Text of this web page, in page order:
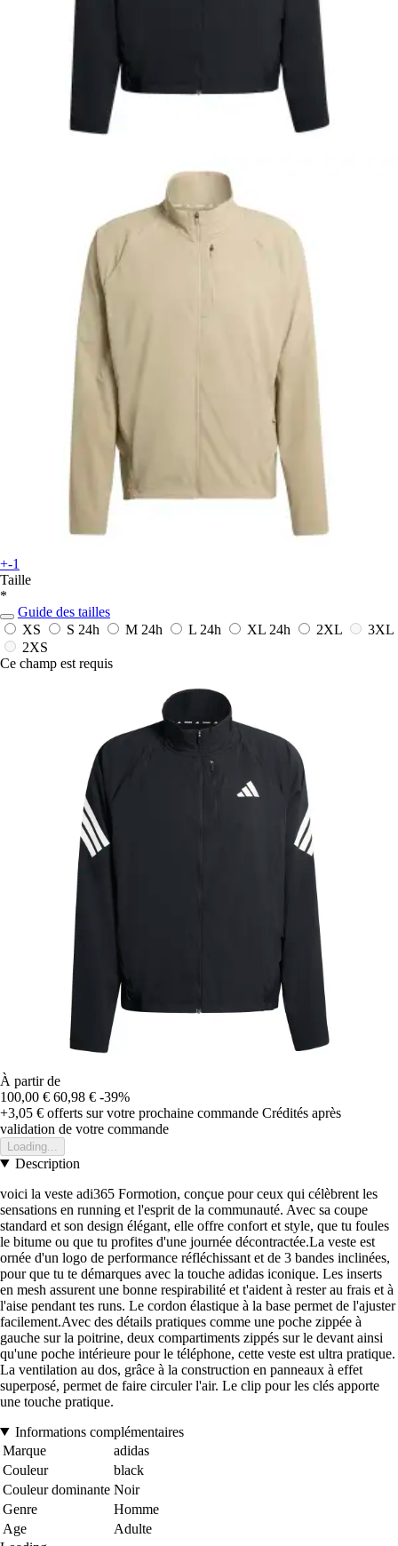
+-1
Taille
*
Guide des tailles
XS
S 24h M 24h L 24h XL 24h 2XL
3XL
2XS
Ce champ est requis
À partir de
100,00 € 60,98 € -39%
+3,05 € offerts sur votre prochaine commande Crédités après
validation de votre commande
Loading...
Description
voici la veste adi365 Formotion, conçue pour ceux qui célèbrent les
sensations en running et l'esprit de la communauté. Avec sa coupe
standard et son design élégant, elle offre confort et style, que tu foules
le bitume ou que tu profites d'une journée décontractée.La veste est
ornée d'un logo de performance réfléchissant et de 3 bandes inclinées,
pour que tu te démarques avec la touche adidas iconique. Les inserts
en mesh assurent une bonne respirabilité et t'aident à rester au frais et à
l'aise pendant tes runs. Le cordon élastique à la base permet de l'ajuster
facilement.Avec des détails pratiques comme une poche zippée à
gauche sur la poitrine, deux compartiments zippés sur le devant ainsi
qu'une poche intérieure pour le téléphone, cette veste est ultra pratique.
La ventilation au dos, grâce à la construction en panneaux à effet
superposé, permet de faire circuler l'air. Le clip pour les clés apporte
une touche pratique.
Informations complémentaires
Marque
adidas
Couleur
black
Couleur dominante Noir
Genre
Homme
Age
Adulte